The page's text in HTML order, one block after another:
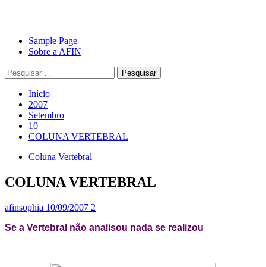
Avançar
para
conteúdo
Primary
Menu
Sample Page
Sobre a AFIN
Pesquisar
por:
Início
2007
Setembro
10
COLUNA VERTEBRAL
Coluna Vertebral
COLUNA VERTEBRAL
afinsophia 10/09/2007 2
Se a Vertebral não analisou nada se realizou